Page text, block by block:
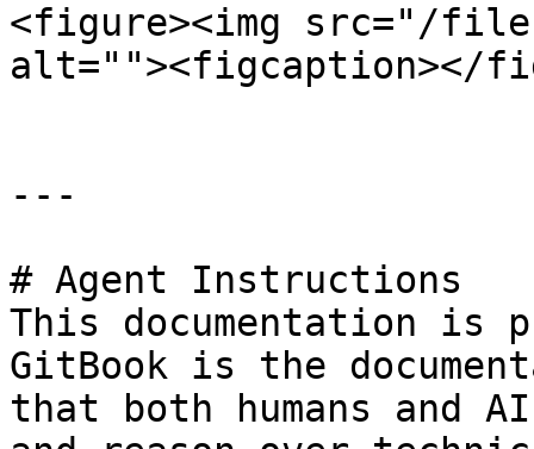
<figure><img src="/files/
alt=""><figcaption></
---
# Agent Instructions
This documentation is
GitBook is the
that both humans and